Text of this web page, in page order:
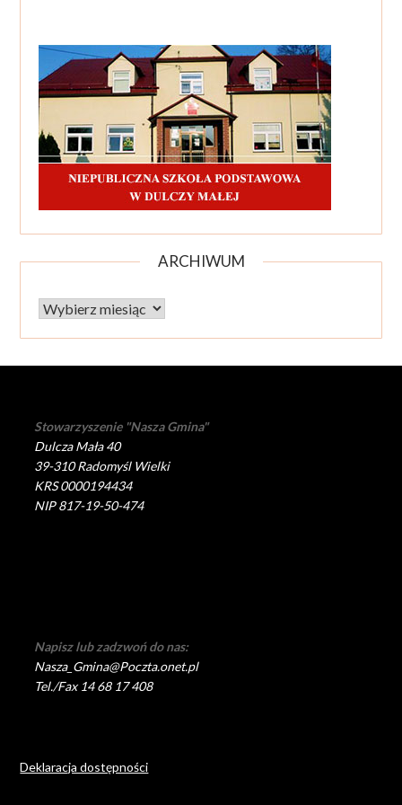
ARCHIWUM
Archiwum
Stowarzyszenie "Nasza Gmina"
Dulcza Mała 40
39-310 Radomyśl Wielki
KRS 0000194434
NIP 817-19-50-474
Napisz lub zadzwoń do nas:
Nasza_Gmina@Poczta.onet.pl
Tel./Fax 14 68 17 408
Deklaracja dostępności